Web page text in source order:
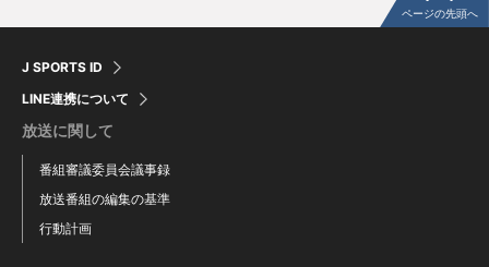
J SPORTS ID
LINE連携について
放送に関して
番組審議委員会議事録
放送番組の編集の基準
行動計画
ページの先頭へ